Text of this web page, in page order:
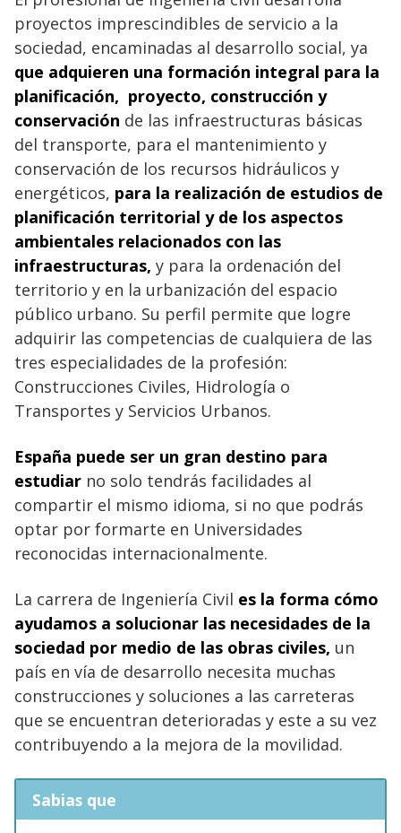
proyectos imprescindibles de servicio a la
sociedad, encaminadas al desarrollo social, ya
que adquieren una formación integral para la
planificación, proyecto, construcción y
conservación de las infraestructuras básicas
del transporte, para el mantenimiento y
conservación de los recursos hidráulicos y
energéticos, para la realización de estudios de
planificación territorial y de los aspectos
ambientales relacionados con las
infraestructuras, y para la ordenación del
territorio y en la urbanización del espacio
público urbano. Su perfil permite que logre
adquirir las competencias de cualquiera de las
tres especialidades de la profesión:
Construcciones Civiles, Hidrología o
Transportes y Servicios Urbanos.
España puede ser un gran destino para
estudiar no solo tendrás facilidades al
compartir el mismo idioma, si no que podrás
optar por formarte en Universidades
reconocidas internacionalmente.
La carrera de Ingeniería Civil es la forma cómo
ayudamos a solucionar las necesidades de la
sociedad por medio de las obras civiles, un
país en vía de desarrollo necesita muchas
construcciones y soluciones a las carreteras
que se encuentran deterioradas y este a su vez
contribuyendo a la mejora de la movilidad.
Sabias que